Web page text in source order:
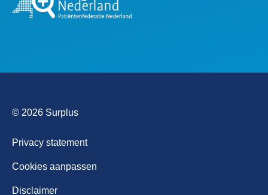
© 2026 Surplus
Privacy statement
Cookies aanpassen
Disclaimer